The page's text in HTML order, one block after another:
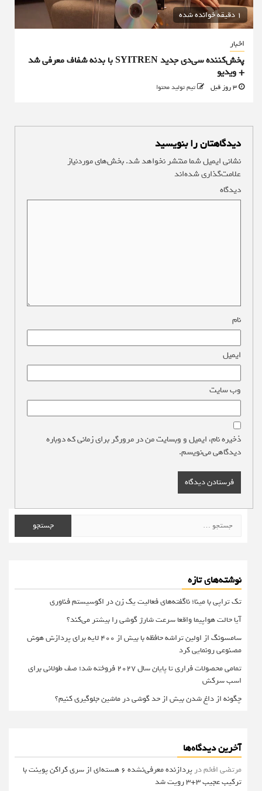
1 دقیقه خوانده شده
اخبار
پخش‌کننده سی‌دی جدید SYITREN با بدنه شفاف معرفی شد
+ ویدیو
تیم تولید محتوا
دیدگاهتان را بنویسید
نشانی ایمیل شما منتشر نخواهد شد.بخش‌های موردنیاز
علامت‌گذاری شده‌اند
دیدگاه
نام
ایمیل
وب‌ سایت
ذخیره نام، ایمیل و وبسایت من در مرورگر برای زمانی که دوباره
دیدگاهی می‌نویسم.
برای:
نوشته‌های تازه
تک تراپی با مینا؛ ناگفته‌های فعالیت یک زن در اکوسیستم فناوری
آیا حالت هواپیما واقعا سرعت شارژ گوشی را بیشتر می‌کند؟
سامسونگ از اولین تراشه حافظه با بیش از ۴۰۰ لایه برای پردازش هوش
مصنوعی رونمایی کرد
تمامی محصولات فراری تا پایان سال ۲۰۲۷ فروخته شد؛ صف طولانی برای
اسب سرکش
چگونه از داغ شدن بیش از حد گوشی در ماشین جلوگیری کنیم؟
آخرین دیدگاه‌ها
مرتضی افخمدر
پردازنده معرفی‌نشده 6 هسته‌ای از سری کراکن پوینت با
ترکیب عجیب 3+3 رویت شد